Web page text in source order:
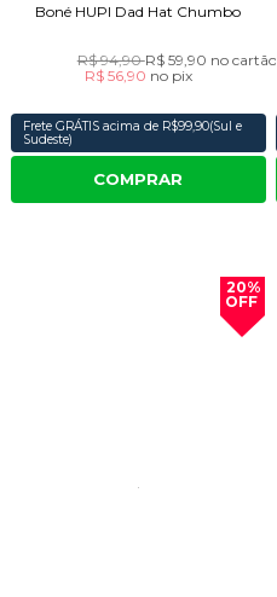
Boné HUPI Dad Hat Chumbo
R$ 94,90R$ 59,90 no cartão
R$ 56,90 no pix
Frete GRÁTIS acima de R$99,90(Sul e
Sudeste)
COMPRAR
20%
OFF